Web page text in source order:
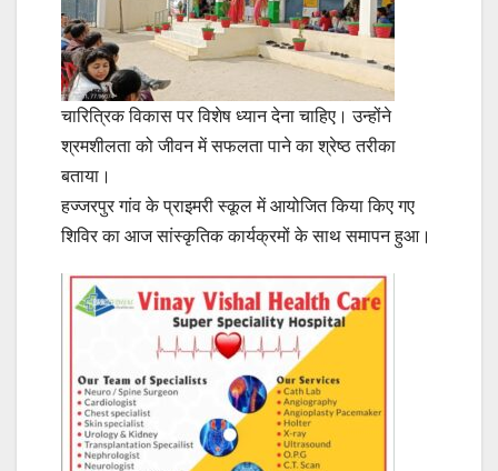
चारित्रिक विकास पर विशेष ध्यान देना चाहिए। उन्होंने
श्रमशीलता को जीवन में सफलता पाने का श्रेष्ठ तरीका
बताया।
हज्जरपुर गांव के प्राइमरी स्कूल में आयोजित किया किए गए
शिविर का आज सांस्कृतिक कार्यक्रमों के साथ समापन हुआ।